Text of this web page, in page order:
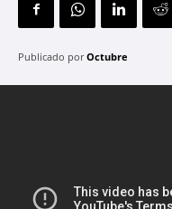
Publicado por Octubre